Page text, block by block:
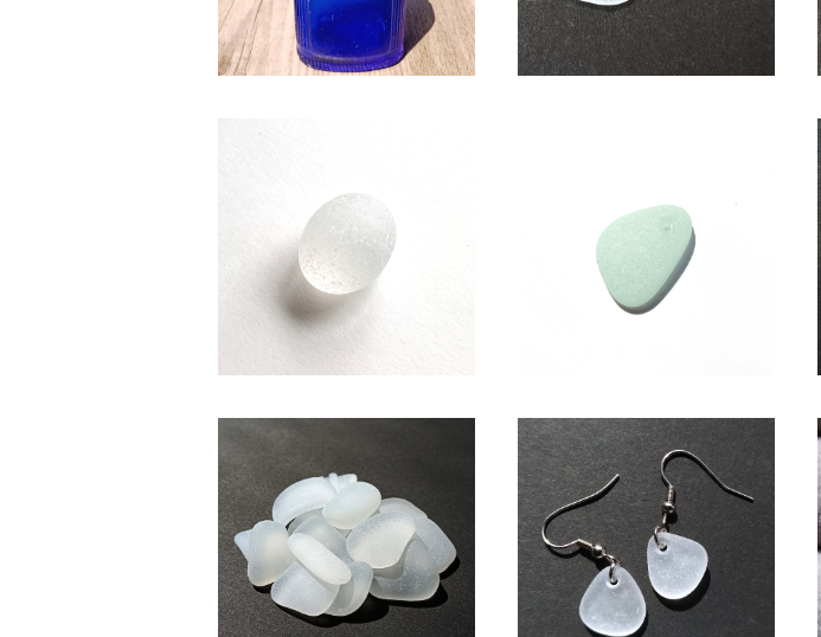
SC-117 コレクション用 シーグ
ラス（白色）
¥850
アクセサリー用シーグラス素材
(アップルグリーン) AS-19
(白色系・2～2.5cm)クラフト用
シーグラス素材 SS-507
¥600
シーグラス ピアス（白色系） BP-
38
¥1,650